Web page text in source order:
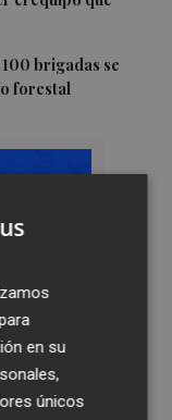
brigadas se
forestal
en su
únicos